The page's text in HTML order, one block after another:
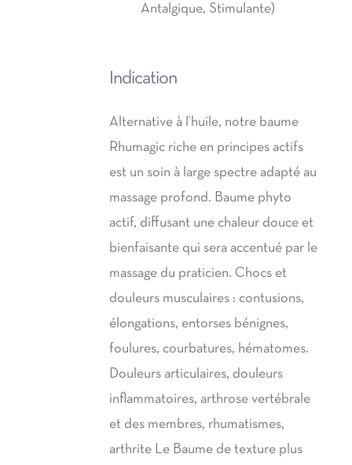
Antalgique, Stimulante)
Indication
Alternative à l’huile, notre baume
Rhumagic riche en principes actifs
est un soin à large spectre adapté au
massage profond. Baume phyto
actif, diffusant une chaleur douce et
bienfaisante qui sera accentué par le
massage du praticien. Chocs et
douleurs musculaires : contusions,
élongations, entorses bénignes,
foulures, courbatures, hématomes.
Douleurs articulaires, douleurs
inflammatoires, arthrose vertébrale
et des membres, rhumatismes,
arthrite Le Baume de texture plus